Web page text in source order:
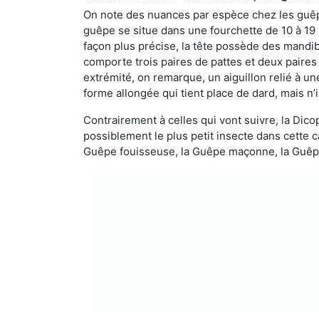
On note des nuances par espèce chez les
guêpe se situe dans une fourchette de 10 à
façon plus précise, la tête possède des
comporte trois paires de pattes et deux paires
extrémité, on remarque, un aiguillon relié à
forme allongée qui tient place de dard, mais
Contrairement à celles qui vont suivre, la
possiblement le plus petit insecte dans cette
Guêpe fouisseuse, la Guêpe maçonne, la